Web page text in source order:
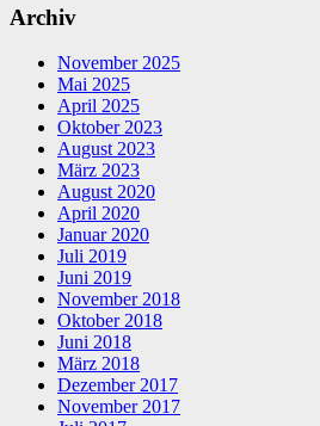
Archiv
November 2025
Mai 2025
April 2025
Oktober 2023
August 2023
März 2023
August 2020
April 2020
Januar 2020
Juli 2019
Juni 2019
November 2018
Oktober 2018
Juni 2018
März 2018
Dezember 2017
November 2017